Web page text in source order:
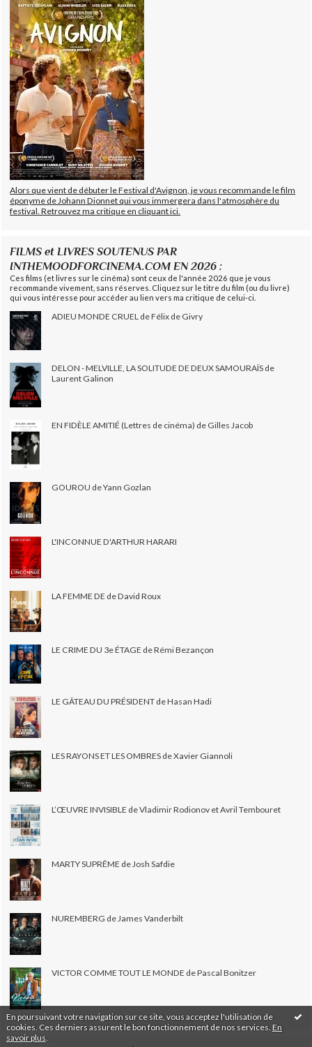
En poursuivant votre navigation sur ce site, vous acceptez l'utilisation de
cookies. Ces derniers assurent le bon fonctionnement de nos services. En
savoir plus
Alors que vient de débuter le Festival d'Avignon, je vous recommande le film
éponyme de Johann Dionnet qui vous immergera dans l'atmosphère du
festival. Retrouvez ma critique en cliquant ici.
FILMS et LIVRES SOUTENUS PAR
INTHEMOODFORCINEMA.COM EN 2026 :
Ces films (et livres sur le cinéma) sont ceux de l'année 2026 que je vous
recommande vivement, sans réserves. Cliquez sur le titre du film (ou du livre)
qui vous intéresse pour accéder au lien vers ma critique de celui-ci.
ADIEU MONDE CRUEL de Félix de Givry
DELON - MELVILLE, LA SOLITUDE DE DEUX SAMOURAÏS de
Laurent Galinon
EN FIDÈLE AMITIÉ (Lettres de cinéma) de Gilles Jacob
GOUROU de Yann Gozlan
L'INCONNUE D'ARTHUR HARARI
LA FEMME DE de David Roux
LE CRIME DU 3e ÉTAGE de Rémi Bezançon
LE GÂTEAU DU PRÉSIDENT de Hasan Hadi
LES RAYONS ET LES OMBRES de Xavier Giannoli
L’ŒUVRE INVISIBLE de Vladimir Rodionov et Avril Tembouret
MARTY SUPRÊME de Josh Safdie
NUREMBERG de James Vanderbilt
VICTOR COMME TOUT LE MONDE de Pascal Bonitzer